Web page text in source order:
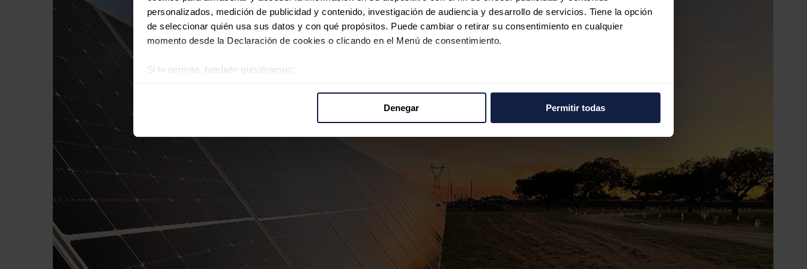
personalizados, medición de publicidad y contenido, investigación de audiencia y desarrollo de servicios. Tiene la opción
de seleccionar quién usa sus datos y con qué propósitos. Puede cambiar o retirar su consentimiento en cualquier
momento desde la Declaración de cookies o clicando en el Menú de consentimiento.
Si lo permite, también quisiéramos:
Las cookies de este sitio web se usan para personalizar el contenido y los anuncios, ofrecer funciones de redes sociales
y analizar el tráfico. Además, compartimos información sobre el uso que haga del sitio web con nuestros partners de
redes sociales, publicidad y análisis web, quienes pueden combinarla con otra información que les haya proporcionado o
que hayan recopilado a partir del uso que haya hecho de sus servicios.
Denegar Permitir todas